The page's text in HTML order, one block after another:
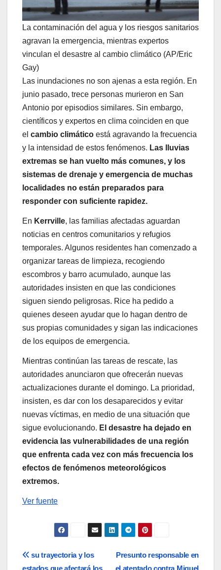
La contaminación del agua y los riesgos sanitarios
agravan la emergencia, mientras expertos
vinculan el desastre al cambio climático (AP/Eric
Gay)
Las inundaciones no son ajenas a esta región. En
junio pasado, trece personas murieron en San
Antonio por episodios similares. Sin embargo,
científicos y expertos en clima coinciden en que
el cambio climático está agravando la frecuencia
y la intensidad de estos fenómenos. Las lluvias
extremas se han vuelto más comunes, y los
sistemas de drenaje y emergencia de muchas
localidades no están preparados para
responder con suficiente rapidez.
En Kerrville, las familias afectadas aguardan
noticias en centros comunitarios y refugios
temporales. Algunos residentes han comenzado a
organizar tareas de limpieza, recogiendo
escombros y barro acumulado, aunque las
autoridades insisten en que las condiciones
siguen siendo peligrosas. Rice ha pedido a
quienes deseen ayudar que lo hagan dentro de
sus propias comunidades y sigan las indicaciones
de los equipos de emergencia.
Mientras continúan las tareas de rescate, las
autoridades anunciaron que ofrecerán nuevas
actualizaciones durante el domingo. La prioridad,
insisten, es dar con los desaparecidos y evitar
nuevas víctimas, en medio de una situación que
sigue evolucionando. El desastre ha dejado en
evidencia las vulnerabilidades de una región
que enfrenta cada vez con más frecuencia los
efectos de fenómenos meteorológicos
extremos.
Ver fuente
Navegación
Presunto responsable en
su trayectoria y los